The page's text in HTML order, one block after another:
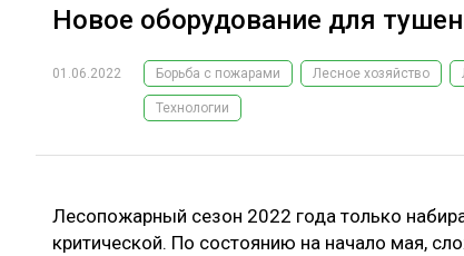
Новое оборудование для
01.06.2022 Борьба с пожарами Лесное хозяйство
Технологии
Лесопожарный сезон 2022 года только
критической. По состоянию на начало мая,